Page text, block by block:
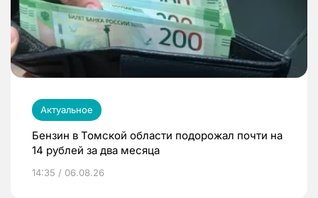
Актуальное
Бензин в Томской области подорожал почти на
14 рублей за два месяца
14:35 / 06.08.26